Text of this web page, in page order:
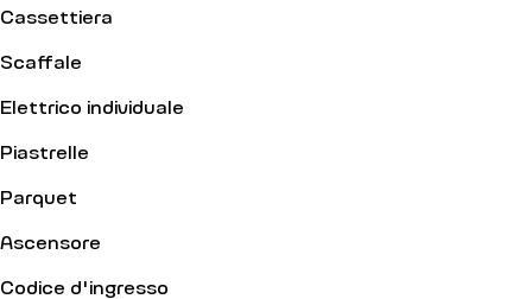
Cassettiera
Scaffale
Elettrico individuale
Piastrelle
Parquet
Ascensore
Codice d'ingresso